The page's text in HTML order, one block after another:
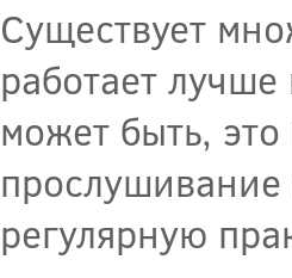
Существует
работает
может быть,
прослушивание
регулярную